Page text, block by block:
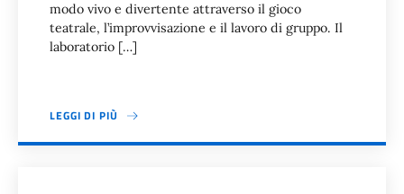
modo vivo e divertente attraverso il gioco
teatrale, l’improvvisazione e il lavoro di gruppo. Il
laboratorio […]
LEGGI DI PIÙ